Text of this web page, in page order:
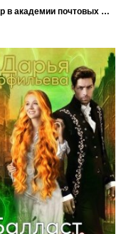
Кошмар в академии почтовых магов